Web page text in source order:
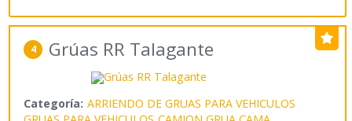
4 Grúas RR Talagante
Categoría: ARRIENDO DE GRUAS PARA VEHICULOS